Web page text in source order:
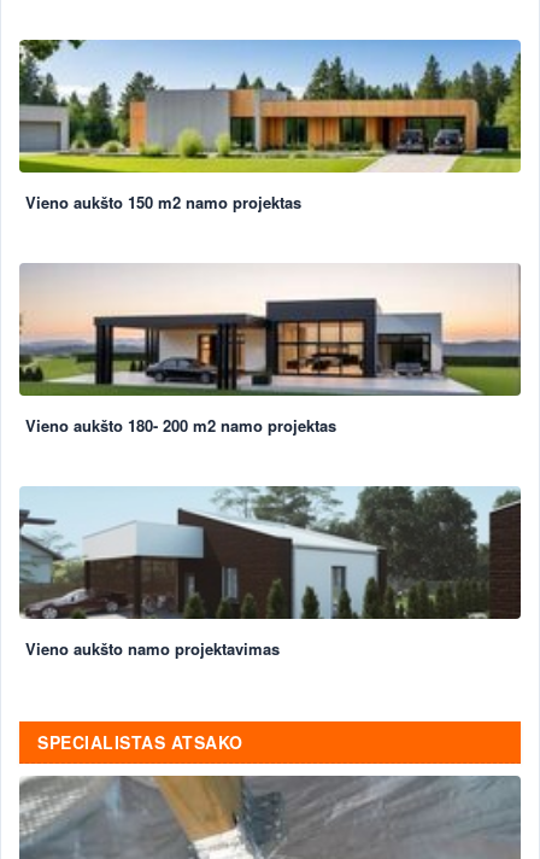
Vieno aukšto 150 m2 namo projektas
Vieno aukšto 180- 200 m2 namo projektas
Vieno aukšto namo projektavimas
SPECIALISTAS ATSAKO